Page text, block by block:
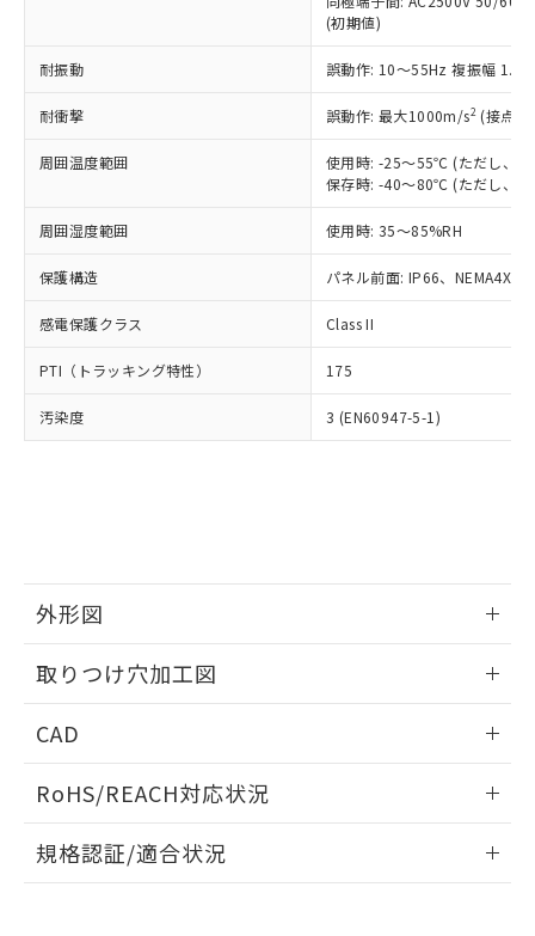
(初期値)
耐振動 誤動作: 10～55Hz 複振幅
耐衝撃 誤動作: 最大1000m/s2 (接点
周囲温度範囲
使用時: -25～55℃ (ただし、氷
保存時: -40～80℃ (ただし、氷
周囲湿度範囲 使用時: 35～85%RH
保護構造 パネル前面: IP66、NEMA4X,
感電保護クラス Class II
PTI（トラッキング特性） 175
汚染度 3 (EN60947-5-1)
外形図
取りつけ穴加工図
CAD
ドすることができます。
ログイン/会員登録
RoHS/REACH対応状況
EU RoHS 注意事項・凡例
規格認証/適合状況
正式な納期状況および標準価格はお客
様のお取引先、またはお客様担当のオ
ムロン制御機器販売店・当社販売員に
オムロン制御機器販売店や当社販売拠
販売ネットワーク
」をご確認
事前の承諾なく第三者に漏洩または開
示しないようお願いします。
マイパーツ機能（部品リスト作成サー
ビス）をご利用いただくには、I-Web
メンバーズにご登録されている必要が
あります。
お客様が当ウェブサイト上で当社にご
登録された部品リストについて、当社
および当社の共同利用者が、当社の製
(PBDE) 1000ppm以下、フタル酸ビス(2-エチルヘキシ
ル) (DEHP)(別名：DOP) 1000ppm以下、フタル酸ブチ
（DBP） 1000ppm以下、フタル酸ジイソブチル
但し、RoHS指令で産業用監視および制御機器に対する
フタル酸エステル類の４物質については閾値を超える意
図的な使用がないことを確認しています。
※2 対応予定月
部品在庫の切り替え状況などにより、予定
月が前後することがあります。
※3 非含有証明書ダウンロード
※本証明書は発行日時点で非含有を証明す
るもので、過去に遡って非含有を証明する
また、RoHS指令のフタル酸エステル類４
物質の対応では、対応完了までの期間は出
荷製品に未対応品が混在することから備考
既に当社にて対応品への在庫切替を完了
していることから、特段のことがない限
り、2022年1月12日より割愛しておりま
ニル類) : 1000ppm、 PBDEs(ポリ臭化ジフェニルエーテ
イソブチル) : 1000ppm、 BBP(フタル酸ブチルベンジ
DEHP(フタル酸ビス(2-エチルヘキシル)) : 1000ppm
「ｅ」：有害物質（10物質）のすべてが基
準値以下であることを示します。
「10」：通常の使用状況下において有害物
質が外部に漏えいし、環境に深刻な影響を
及ぼさない年数を意味します。
い合わせください。
当社は規制貨物を破棄する場合は、完
全に破砕するなど、違法に輸出されな
いよう必要な手段を講じます。
当社は貴社製品を、核兵器、ミサイ
ル、化学兵器、生物兵器またはその他
武器並びにこれらの製造装置等に一切
当社は、貴社製品を第三者に販売する
場合は、上記1、2および3の内容を当
該第三者に通知します。また当社は、
販売先および販売に係わる関係者が違
り引きをいたしません。
一定数以上の在庫あり
一定数には満たないが在庫あり
在庫なし(最新の在庫状況につ
いては、お客様のお取引先、ま
たはお客様担当のオムロン制御
機器販売店・当社販売員にご確
白
受注生産機種、また在庫状況の
情報を公開していない機種